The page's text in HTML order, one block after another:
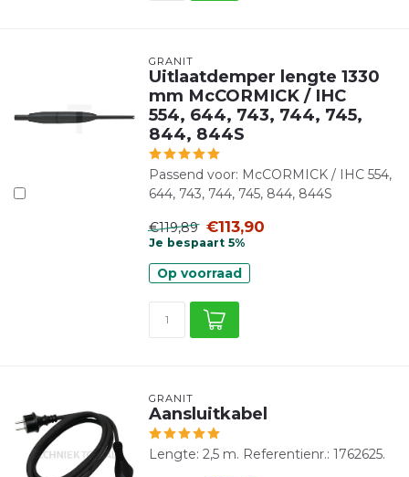
GRANIT
Uitlaatdemper lengte 1330
mm McCORMICK / IHC
554, 644, 743, 744, 745,
844, 844S
Passend voor: McCORMICK / IHC 554,
644, 743, 744, 745, 844, 844S
€119,89 €113,90
Je bespaart 5%
Op voorraad
GRANIT
Aansluitkabel
Lengte: 2,5 m. Referentienr.: 1762625.